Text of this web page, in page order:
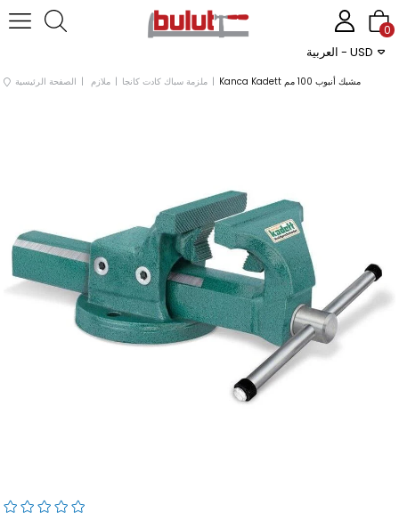
العربية - USD
0
الصفحة الرئيسية ملازم ملزمة سباك كادت كانجا Kanca Kadett مشبك أنبوب 100 مم